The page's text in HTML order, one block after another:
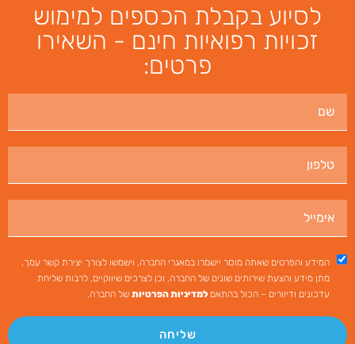
לסיוע בקבלת הכספים למימוש
זכויות רפואיות חינם - השאירו
פרטים:
המידע והפרטים שאתה מוסר יישמרו במאגרי החברה, וישמשו לצורך יצירת קשר עמך,
מתן מידע והצעת שירותים שונים של החברה, וכן לצרכים שיווקיים, לרבות שליחת
עדכונים ודיוורים – הכול בהתאםלמדיניות הפרטיות של החברה.
שליחה